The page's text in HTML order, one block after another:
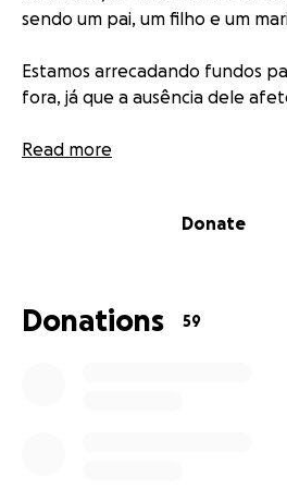
sendo um pai, um filho e um
Estamos arrecadando fundos
fora, já que a ausência dele
✨ Como você pode ajudar?
• Enviando boas energias e
(EUA) Zelle: 2149015284
Read more
Donate
Donations 59